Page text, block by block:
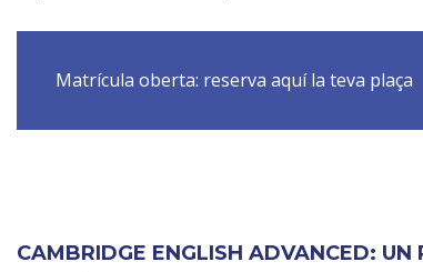
Matrícula oberta: reserva aquí la teva plaça
CAMBRIDGE ENGLISH ADVANCED: UN